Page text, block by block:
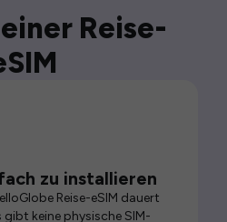
Reise-
zu installieren
Reise-eSIM dauert
gibt keine physische SIM-